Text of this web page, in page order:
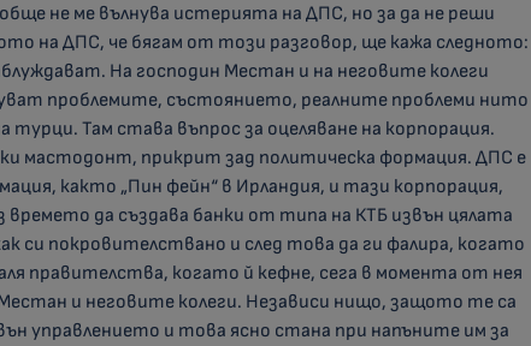
не ме вълнува истерията на ДПС, но за да не реши
на ДПС, че бягам от този разговор, ще кажа следното:
На господин Местан и на неговите колеги
проблемите, състоянието, реалните проблеми нито
турци. Там става въпрос за оцеляване на корпорация.
мастодонт, прикрит зад политическа формация. ДПС е
както „Пин фейн“ в Ирландия, и тази корпорация,
времето да създава банки от типа на КТБ извън цялата
си покровителствано и след това да ги фалира, когато
правителства, когато й кефне, сега в момента от нея
и неговите колеги. Независи нищо, защото те са
управлението и това ясно стана при напъните им за